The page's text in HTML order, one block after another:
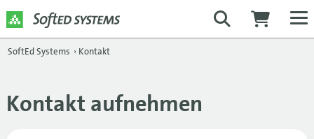
SoftEd Systems › Kontakt
Kontakt aufnehmen